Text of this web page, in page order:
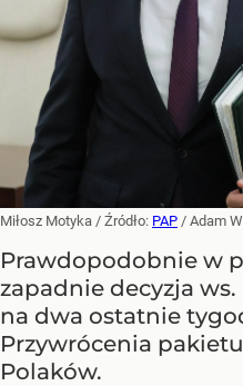
Miłosz Motyka / Źródło: PAP / Adam
Prawdopodobnie w
zapadnie decyzja
na dwa ostatnie
Przywrócenia
Polaków.